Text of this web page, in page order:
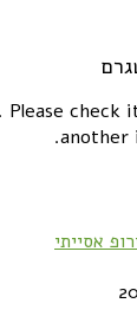
Please
another
אסייתי